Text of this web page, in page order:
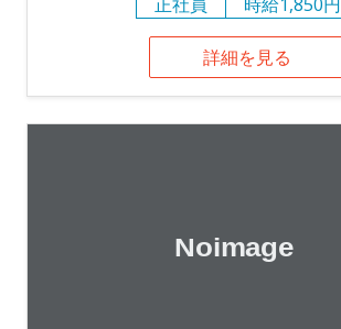
詳細を見る